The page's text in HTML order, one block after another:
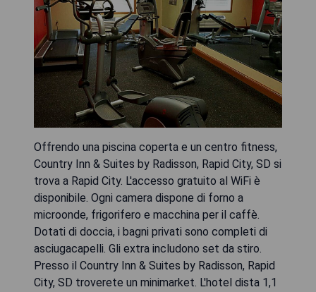
Offrendo una piscina coperta e un centro fitness,
Country Inn & Suites by Radisson, Rapid City, SD si
trova a Rapid City. L'accesso gratuito al WiFi è
disponibile. Ogni camera dispone di forno a
microonde, frigorifero e macchina per il caffè.
Dotati di doccia, i bagni privati ​​sono completi di
asciugacapelli. Gli extra includono set da stiro.
Presso il Country Inn & Suites by Radisson, Rapid
City, SD troverete un minimarket. L'hotel dista 1,1